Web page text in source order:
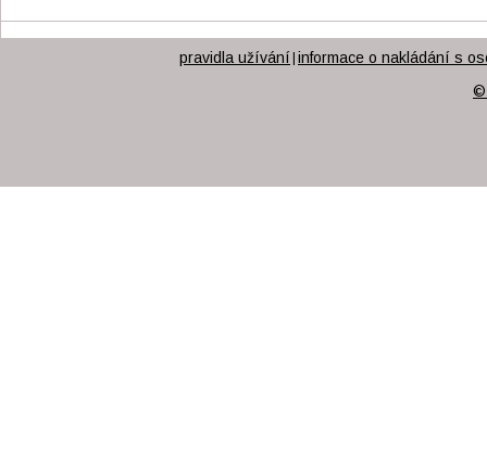
pravidla užívání informace o nakládání s
©